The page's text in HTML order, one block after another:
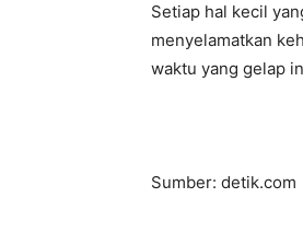
Setiap hal kecil
menyelamatkan
waktu yang gelap
Sumber: detik.com